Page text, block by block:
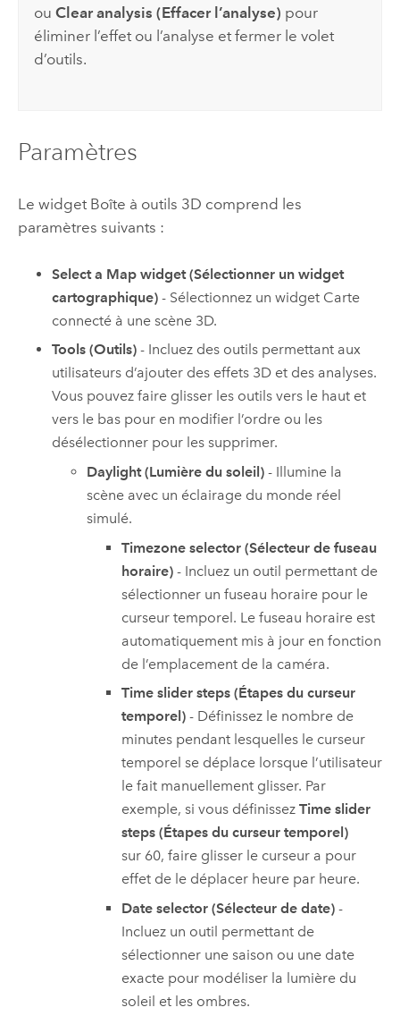
ouClear analysis (Effacer l’analyse) pour
éliminer l’effet ou l’analyse et fermer le volet
d’outils.
Paramètres
Le widget Boîte à outils 3D comprend les
paramètres suivants :
Select a Map widget (Sélectionner un widget
cartographique) - Sélectionnez un widget Carte
connecté à une scène 3D.
Tools (Outils) - Incluez des outils permettant aux
utilisateurs d’ajouter des effets 3D et des analyses.
Vous pouvez faire glisser les outils vers le haut et
vers le bas pour en modifier l’ordre ou les
désélectionner pour les supprimer.
Daylight (Lumière du soleil) - Illumine la
scène avec un éclairage du monde réel
simulé.
Timezone selector (Sélecteur de fuseau
horaire)- Incluez un outil permettant de
sélectionner un fuseau horaire pour le
curseur temporel. Le fuseau horaire est
automatiquement mis à jour en fonction
de l’emplacement de la caméra.
Time slider steps (Étapes du curseur
temporel)- Définissez le nombre de
minutes pendant lesquelles le curseur
temporel se déplace lorsque l’utilisateur
le fait manuellement glisser. Par
exemple, si vous définissez Time slider
steps (Étapes du curseur temporel)
sur 60, faire glisser le curseur a pour
effet de le déplacer heure par heure.
Date selector (Sélecteur de date)-
Incluez un outil permettant de
sélectionner une saison ou une date
exacte pour modéliser la lumière du
soleil et les ombres.